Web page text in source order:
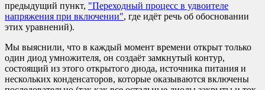
предыдущий пункт, "Переходный процесс в удвоителе
напряжения при включении", где идёт речь об обосновании
этих уравнений).
Мы выяснили, что в каждый момент времени открыт только
один диод умножителя, он создаёт замкнутый контур,
состоящий из этого открытого диода, источника питания и
нескольких конденсаторов, которые оказываются включены